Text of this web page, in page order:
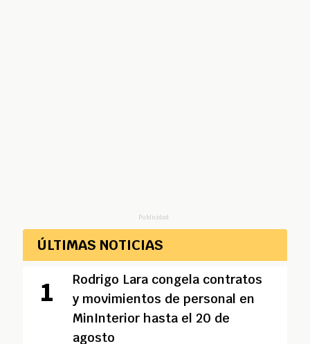
Publicidad
ÚLTIMAS NOTICIAS
Rodrigo Lara congela contratos
y movimientos de personal en
MinInterior hasta el 20 de
agosto